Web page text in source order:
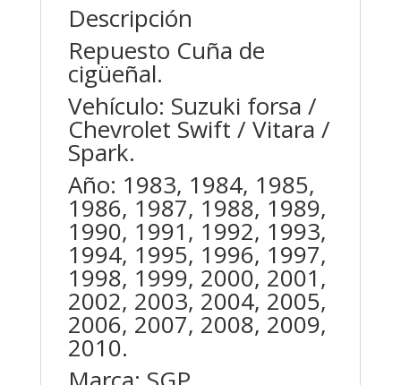
Descripción
Repuesto Cuña de
cigüeñal.
Vehículo: Suzuki forsa /
Chevrolet Swift / Vitara /
Spark.
Año: 1983, 1984, 1985,
1986, 1987, 1988, 1989,
1990, 1991, 1992, 1993,
1994, 1995, 1996, 1997,
1998, 1999, 2000, 2001,
2002, 2003, 2004, 2005,
2006, 2007, 2008, 2009,
2010.